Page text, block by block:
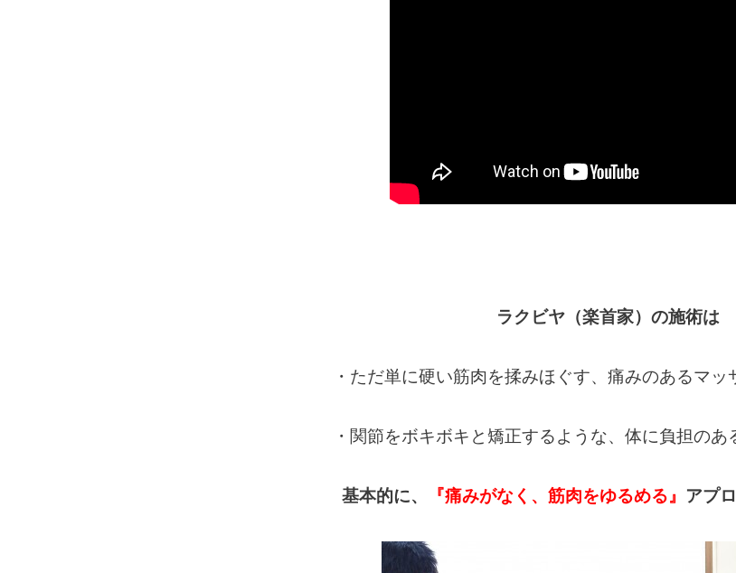
ラクビヤ（楽首家）の施術は
・ただ単に硬い筋肉を揉みほぐす、痛みのあるマッ
・関節をボキボキと矯正するような、体に負担のあ
基本的に、 『痛みがなく、筋肉をゆるめる』 アプ